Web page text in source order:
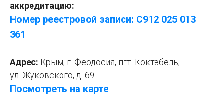
аккредитацию:
Номер реестровой записи: С912 025 013
361
Адрес: Крым, г. Феодосия, пгт. Коктебель,
ул. Жуковского, д. 69
Посмотреть на карте